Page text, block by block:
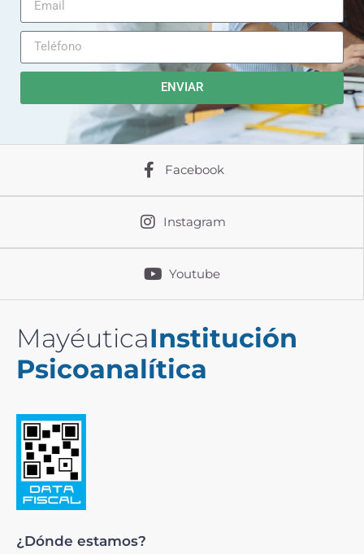
ENVIAR
Facebook
Instagram
Youtube
MayéuticaInstitución
Psicoanalítica
¿Dónde estamos?